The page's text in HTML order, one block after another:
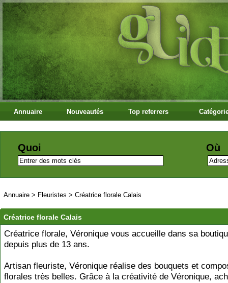
Annuaire Nouveautés Top referrers
Quoi Où
Annuaire > Fleuristes > Créatrice florale Calais
Créatrice florale Calais
Créatrice florale, Véronique vous accueille dans sa
depuis plus de 13 ans.
Artisan fleuriste, Véronique réalise des bouquets et
florales très belles. Grâce à la créativité de Véronique,